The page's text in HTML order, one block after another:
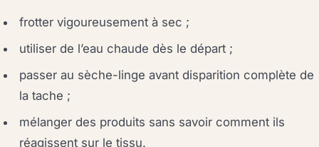
frotter vigoureusement à sec ;
utiliser de l’eau chaude dès le départ ;
passer au sèche-linge avant disparition complète de
la tache ;
mélanger des produits sans savoir comment ils
réagissent sur le tissu.